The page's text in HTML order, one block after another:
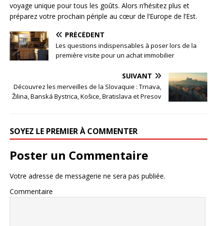
voyage unique pour tous les goûts. Alors n’hésitez plus et
préparez votre prochain périple au cœur de l’Europe de l’Est.
PRÉCÉDENT
Les questions indispensables à poser lors de la
première visite pour un achat immobilier
SUIVANT
Découvrez les merveilles de la Slovaquie : Trnava,
Žilina, Banská Bystrica, Košice, Bratislava et Presov
SOYEZ LE PREMIER À COMMENTER
Poster un Commentaire
Votre adresse de messagerie ne sera pas publiée.
Commentaire